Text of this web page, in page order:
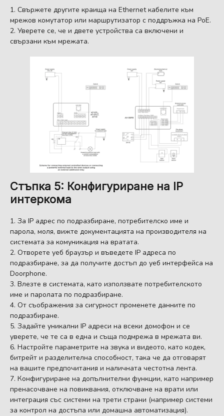
Свържете другите краища на Ethernet кабелите към
мрежов комутатор или маршрутизатор с поддръжка на PoE.
Уверете се, че и двете устройства са включени и
свързани към мрежата.
Стъпка 5: Конфигуриране на IP
интеркома
За IP адрес по подразбиране, потребителско име и
парола, моля, вижте документацията на производителя на
системата за комуникация на вратата.
Отворете уеб браузър и въведете IP адреса по
подразбиране, за да получите достъп до уеб интерфейса на
Doorphone.
Влезте в системата, като използвате потребителското
име и паролата по подразбиране.
От съображения за сигурност променете данните по
подразбиране.
Задайте уникални IP адреси на всеки домофон и се
уверете, че те са в една и съща подмрежа в мрежата ви.
Настройте параметрите на звука и видеото, като кодек,
битрейт и разделителна способност, така че да отговарят
на вашите предпочитания и наличната честотна лента.
Конфигуриране на допълнителни функции, като например
пренасочване на повиквания, отключване на врати или
интеграция със системи на трети страни (например системи
за контрол на достъпа или домашна автоматизация).